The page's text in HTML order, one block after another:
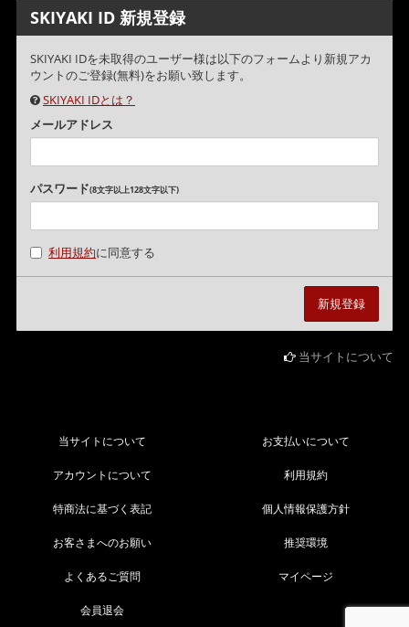
SKIYAKI ID 新規登録
SKIYAKI IDを未取得のユーザー様は以下のフォームより新規アカ
ウントのご登録(無料)をお願い致します。
SKIYAKI IDとは？
メールアドレス
パスワード(8文字以上128文字以下)
利用規約に同意する
当サイトについて
当サイトについて お支払いについて
アカウントについて 利用規約
特商法に基づく表記 個人情報保護方針
お客さまへのお願い 推奨環境
よくあるご質問 マイページ
会員退会